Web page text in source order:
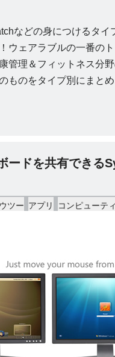
などの身につけるタ
ウェアラブルの一番の
管理＆フィットネス分
ものをタイプ別にまとめ
ードを共有できる
ツー アプリ コンピューテ